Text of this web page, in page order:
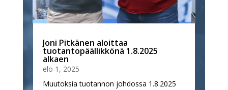
Joni Pitkänen aloittaa
tuotantopäällikkönä 1.8.2025
alkaen
elo 1, 2025
Muutoksia tuotannon johdossa 1.8.2025